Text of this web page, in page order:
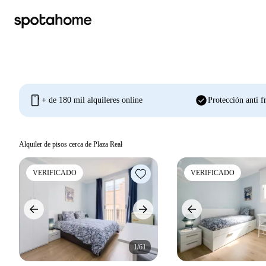
mobile + de 180 mil alquileres online check_circleProtección anti
Alquiler de pisos cerca de Plaza Real
VERIFICADO
1/61
VERIFICADO